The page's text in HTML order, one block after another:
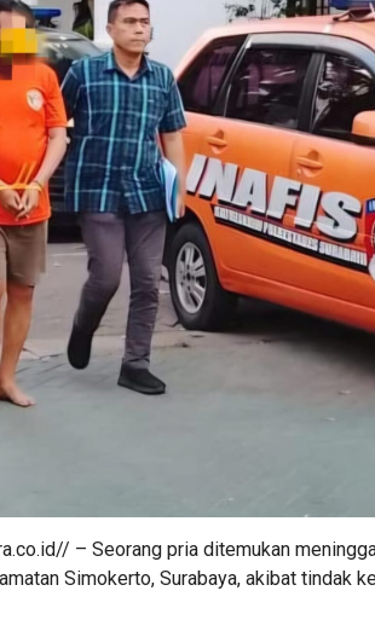
– Seorang pria ditemukan
Simokerto, Surabaya, akibat tindak